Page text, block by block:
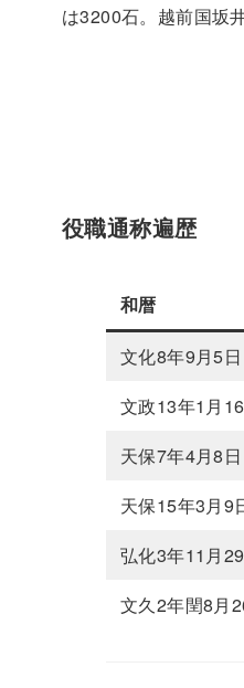
は3200石。越前国坂
役職通称遍歴
和暦
文化8年9月5日
文政13年1月
天保7年4月8日
天保15年3月9
弘化3年11月
文久2年閏8月